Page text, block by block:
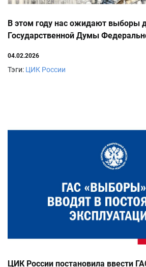
В этом году нас ожидают выборы
Государственной Думы
04.02.2026
Тэги: ЦИК России
ЦИК России постановила ввести